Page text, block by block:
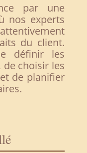
par une
nos experts
du client.
définir les
choisir les
et de planifier